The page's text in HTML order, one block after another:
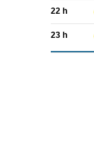
22 h
23 h